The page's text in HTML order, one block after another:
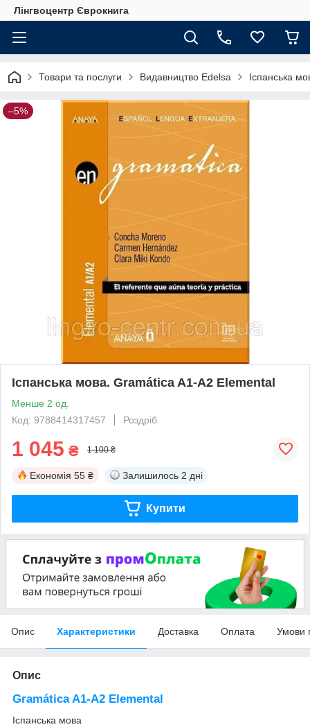
Лінгвоцентр Єврокнига
Товари та послуги Видавництво Edelsa Іспанська
–5%
Іспанська мова. Gramática A1-A2 Elemental
Менше 2 од.
Код: 9788414317457
Роздріб
1 045 ₴ 1 100 ₴
Економія 55 ₴ Залишилось 2 дні
Купити
Опис Характеристики Доставка Оплата Умови
Опис
Gramática A1-A2 Elemental
Іспанська мова